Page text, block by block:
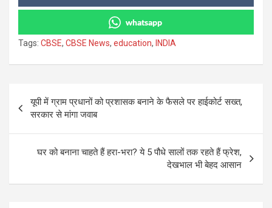
whatsapp
Tags: CBSE, CBSE News, education, INDIA
navigation
यूपी में ग्राम प्रधानों को प्रशासक बनाने के फैसले पर हाईकोर्ट सख्त,
सरकार से मांगा जवाब
घर को बनाना चाहते हैं हरा-भरा? ये 5 पौधे सालों तक रहते हैं फ्रेश,
देखभाल भी बेहद आसान